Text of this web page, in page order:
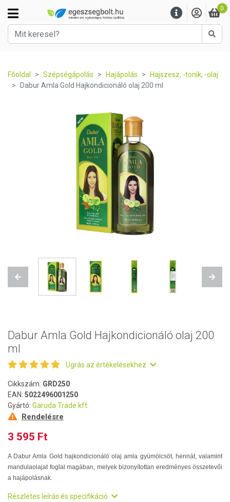
0
Főoldal Szépségápolás Hajápolás
Hajszesz, -tonik, -olaj
Dabur Amla Gold Hajkondicionáló olaj 200 ml
Previous Next
Dabur Amla Gold Hajkondicionáló olaj 200
ml
Ugrás az értékelésekhez
Cikkszám: GRD250
EAN: 5022496001250
Gyártó: Garuda Trade kft.
Rendelésre
3 595 Ft
A Dabur Amla Gold hajkondicionáló olaj amla gyümölcsöt, hennát, valamint
mandulaolajat foglal magában, melyek bizonyítottan eredményes összetevői
a hajápolásnak.
Részletes leírás és specifikáció